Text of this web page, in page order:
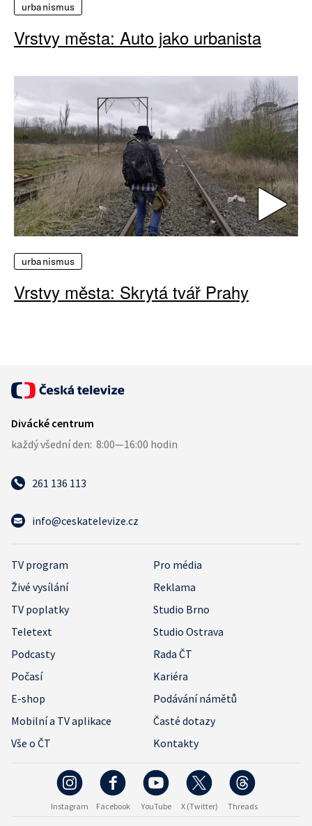
urbanismus
Vrstvy města: Auto jako urbanista
urbanismus
Vrstvy města: Skrytá tvář Prahy
261 136 113
info@ceskatelevize.cz
TV program
Pro média
Živé vysílání
Reklama
TV poplatky
Studio Brno
Teletext
Studio Ostrava
Podcasty
Rada ČT
Počasí
Kariéra
E-shop
Podávání námětů
Mobilní a TV aplikace
Časté dotazy
Vše o ČT
Kontakty
Instagram Facebook YouTube X (Twitter) Threads